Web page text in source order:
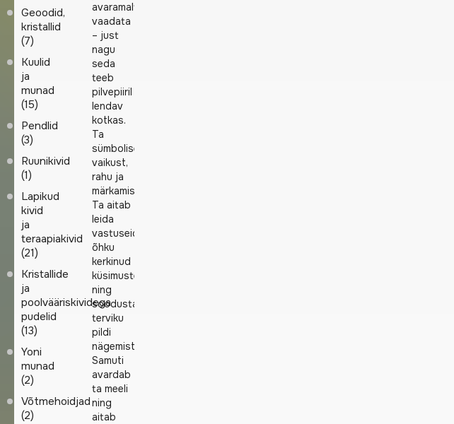
avaramalt
vaadata
– just
nagu
seda
teeb
pilvepiiril
lendav
kotkas.
Ta
sümboliseerib
vaikust,
rahu ja
märkamist.
Ta aitab
leida
vastuseid
õhku
kerkinud
küsimustele
ning
soodustab
terviku
pildi
nägemist.
Samuti
avardab
ta meeli
ning
aitab
Geoodid,
kristallid
(7)
Kuulid
ja
munad
(15)
Pendlid
(3)
Ruunikivid
(1)
Lapikud
kivid
ja
teraapiakivid
(21)
Kristallide
ja
poolvääriskividega
pudelid
(13)
Yoni
munad
(2)
Võtmehoidjad
(2)